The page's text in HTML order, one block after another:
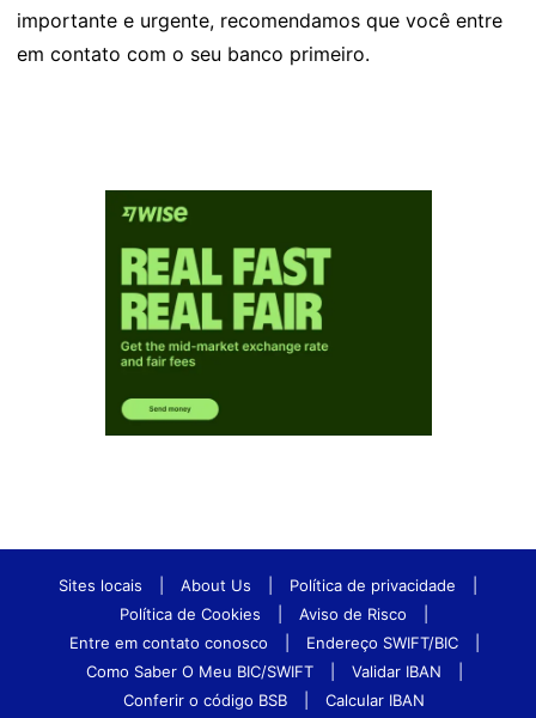
importante e urgente, recomendamos que você entre
em contato com o seu banco primeiro.
Sites locais About Us Política de privacidade
Política de Cookies
Aviso de Risco
Entre em contato conosco
Endereço SWIFT/BIC
Como Saber O Meu BIC/SWIFT
Validar IBAN
Conferir o código BSB
Calcular IBAN